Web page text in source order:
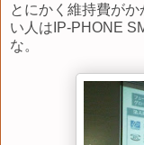
とにかく維持費が
い人はIP-PHONE
な。